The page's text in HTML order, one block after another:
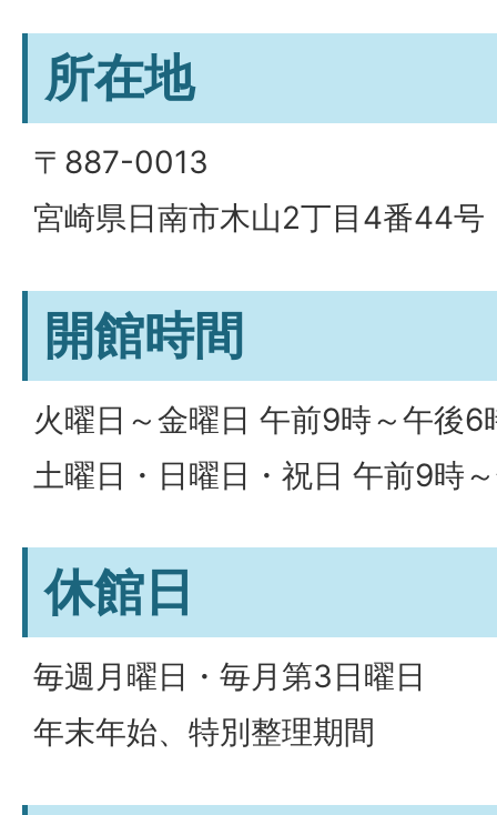
所在地
〒887-0013
宮崎県日南市木山2丁目4番44号
開館時間
火曜日～金曜日 午前9時～午後6
土曜日・日曜日・祝日 午前9時
休館日
毎週月曜日・毎月第3日曜日
年末年始、特別整理期間